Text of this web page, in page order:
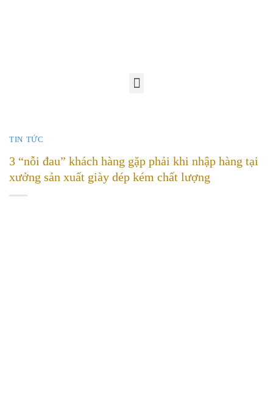
TIN TỨC
3 “nỗi đau” khách hàng gặp phải khi nhập hàng tại
xưởng sản xuất giày dép kém chất lượng